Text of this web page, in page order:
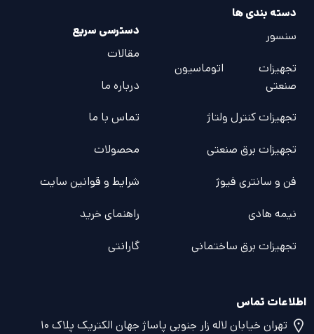
دسته بندی ها
سنسور
تجهیزات اتوماسیون
صنعتی
تجهیزات کنترل ولتاژ
تجهیزات برق صنعتی
فن و سانتری فیوژ
نیمه هادی
تجهیزات برق ساختمانی
دسترسی سریع
مقالات
درباره ما
تماس با ما
محصولات
شرایط و قوانین سایت
راهنمای خرید
گارانتی
اطلاعات تماس
تهران خیابان لاله زار جنوبی پاساژ جهان الکتریک پلاک ۱۰